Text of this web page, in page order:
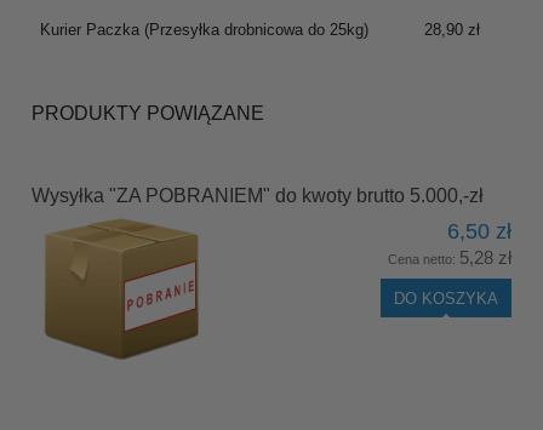
Kurier Paczka(Przesyłka drobnicowa do 25kg) 28,90 zł
PRODUKTY POWIĄZANE
Wysyłka "ZA POBRANIEM" do kwoty brutto 5.000,-zł
6,50 zł
Cena netto: 5,28 zł
DO KOSZYKA